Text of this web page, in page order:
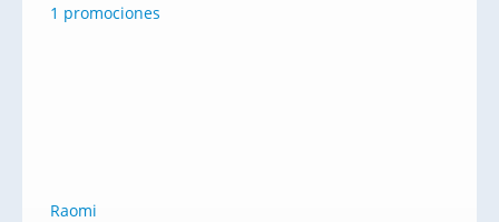
1 promociones
Raomi